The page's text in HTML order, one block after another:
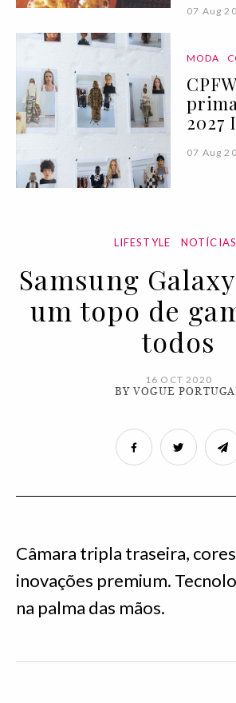
07 Aug
MODA
2027
07 Aug
LIFESTYLE NOTÍCIAS
Samsung
um topo de
todos
16 OCT 2020
BY VOGUE
Câmara tripla traseira,
inovações premium.
na palma das mãos.